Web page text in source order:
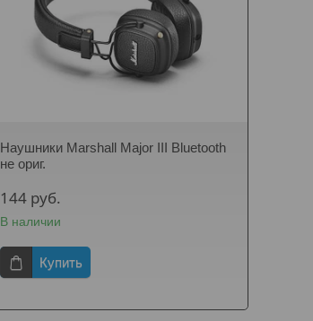
Наушники Marshall Major III Bluetooth
не ориг.
144 руб.
В наличии
Купить